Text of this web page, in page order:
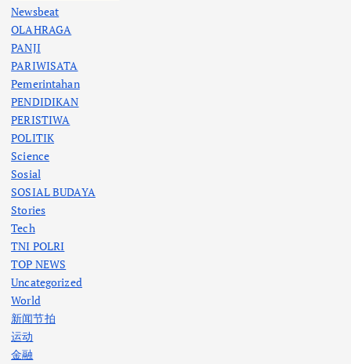
Newsbeat
OLAHRAGA
PANJI
PARIWISATA
Pemerintahan
PENDIDIKAN
PERISTIWA
POLITIK
Science
Sosial
SOSIAL BUDAYA
Stories
Tech
TNI POLRI
TOP NEWS
Uncategorized
World
新闻节拍
运动
金融